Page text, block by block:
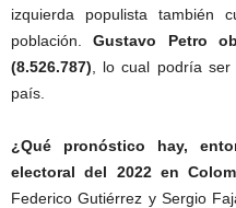
izquierda populista
población.Gustavo Petro
(8.526.787) , lo cual podría
país.
¿Qué pronóstico hay,
electoral del 2022 en
Federico Gutiérrez y Sergio